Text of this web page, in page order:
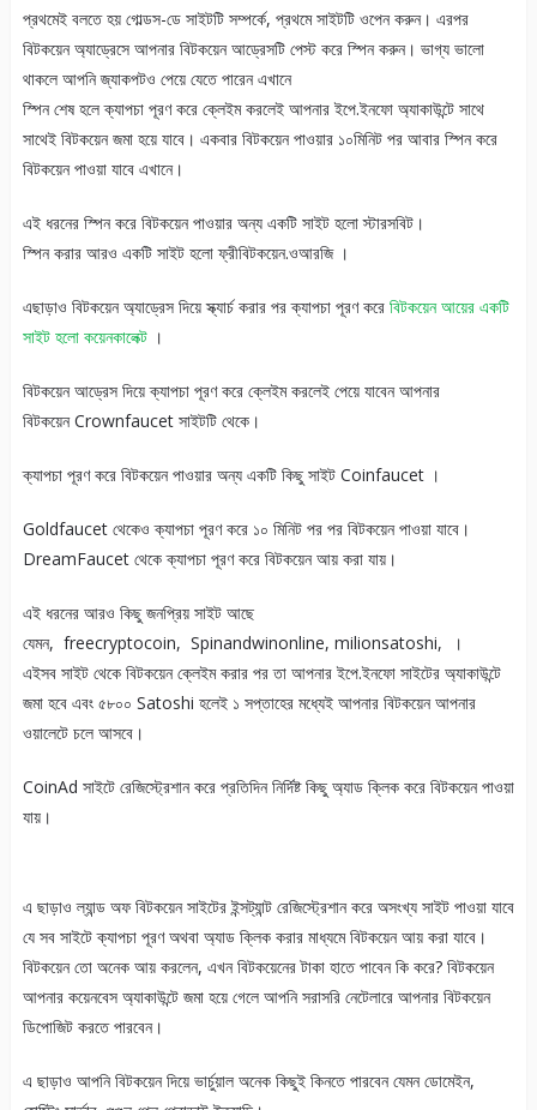
প্রথমেই বলতে হয় গোল্ডস-ডে সাইটটি সম্পর্কে, প্রথমে সাইটটি ওপেন করুন। এরপর
বিটকয়েন অ্যাড্রেসে আপনার বিটকয়েন আড্রেসটি পেস্ট করে স্পিন করুন। ভাগ্য ভালো
থাকলে আপনি জ্যাকপটও পেয়ে যেতে পারেন এখানে
স্পিন শেষ হলে ক্যাপচা পূরণ করে ক্লেইম করলেই আপনার ইপে.ইনফো অ্যাকাউন্টে সাথে
সাথেই বিটকয়েন জমা হয়ে যাবে। একবার বিটকয়েন পাওয়ার ১০মিনিট পর আবার স্পিন করে
বিটকয়েন পাওয়া যাবে এখানে।
এই ধরনের স্পিন করে বিটকয়েন পাওয়ার অন্য একটি সাইট হলো স্টারসবিট।
স্পিন করার আরও একটি সাইট হলো ফ্রীবিটকয়েন.ওআরজি ।
এছাড়াও বিটকয়েন অ্যাড্রেস দিয়ে স্ক্যার্চ করার পর ক্যাপচা পূরণ করে বিটকয়েন আয়ের একটি
সাইট হলো কয়েনকালেক্ট ।
বিটকয়েন আড্রেস দিয়ে ক্যাপচা পূরণ করে ক্লেইম করলেই পেয়ে যাবেন আপনার
বিটকয়েন Crownfaucet সাইটটি থেকে।
ক্যাপচা পূরণ করে বিটকয়েন পাওয়ার অন্য একটি কিছু সাইট Coinfaucet ।
Goldfaucet থেকেও ক্যাপচা পূরণ করে ১০ মিনিট পর পর বিটকয়েন পাওয়া যাবে।
DreamFaucet থেকে ক্যাপচা পূরণ করে বিটকয়েন আয় করা যায়।
এই ধরনের আরও কিছু জনপ্রিয় সাইট আছে
যেমন, freecryptocoin, Spinandwinonline, milionsatoshi, ।
এইসব সাইট থেকে বিটকয়েন ক্লেইম করার পর তা আপনার ইপে.ইনফো সাইটের অ্যাকাউন্টে
জমা হবে এবং ৫৮০০ Satoshi হলেই ১ সপ্তাহের মধ্যেই আপনার বিটকয়েন আপনার
ওয়ালেটে চলে আসবে।
CoinAd সাইটে রেজিস্ট্রেশান করে প্রতিদিন নির্দিষ্ট কিছু অ্যাড ক্লিক করে বিটকয়েন পাওয়া
যায়।
এ ছাড়াও ল্যান্ড অফ বিটকয়েন সাইটের ইন্সট্যান্ট রেজিস্ট্রেশান করে অসংখ্য সাইট পাওয়া যাবে
যে সব সাইটে ক্যাপচা পূরণ অথবা অ্যাড ক্লিক করার মাধ্যমে বিটকয়েন আয় করা যাবে।
বিটকয়েন তো অনেক আয় করলেন, এখন বিটকয়েনের টাকা হাতে পাবেন কি করে? বিটকয়েন
আপনার কয়েনবেস অ্যাকাউন্টে জমা হয়ে গেলে আপনি সরাসরি নেটেলারে আপনার বিটকয়েন
ডিপোজিট করতে পারবেন।
এ ছাড়াও আপনি বিটকয়েন দিয়ে ভার্চুয়াল অনেক কিছুই কিনতে পারবেন যেমন ডোমেইন,